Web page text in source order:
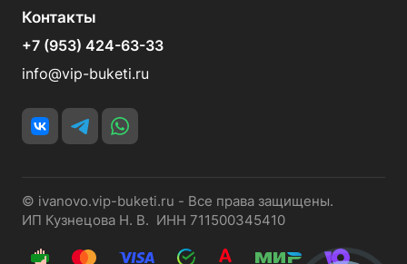
Контакты
+7 (953) 424-63-33
info@vip-buketi.ru
© ivanovo.vip-buketi.ru - Все права защищены.
ИП Кузнецова Н. В. ИНН 711500345410